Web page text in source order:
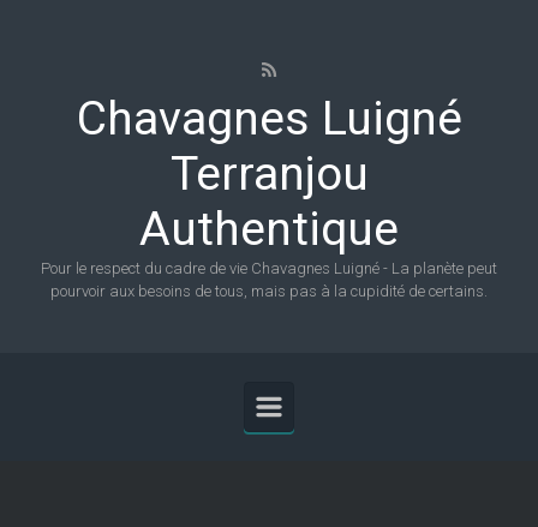
Chavagnes Luigné
Terranjou
Authentique
Pour le respect du cadre de vie Chavagnes Luigné - La planète peut
pourvoir aux besoins de tous, mais pas à la cupidité de certains.